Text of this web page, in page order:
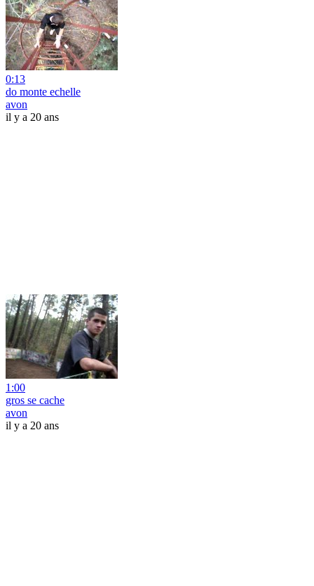
0:13
do monte echelle
avon
il y a 20 ans
1:00
gros se cache
avon
il y a 20 ans